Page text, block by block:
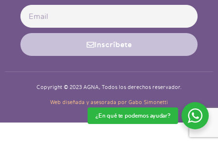
Inscríbete
Copyright © 2023 AGNA, Todos los derechos reservador.
Web diseñada y asesorada por Gabo Simonetti
¿En qué te podemos ayudar?